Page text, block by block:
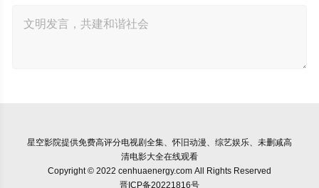
星空影院提供免费高评分电视剧全集、怀旧动漫、综艺娱乐、未删减高
清电影大全在线观看
Copyright © 2022 cenhuaenergy.com All Rights Reserved
晋ICP备20221816号